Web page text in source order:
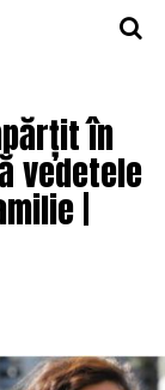
în
vedetele
|